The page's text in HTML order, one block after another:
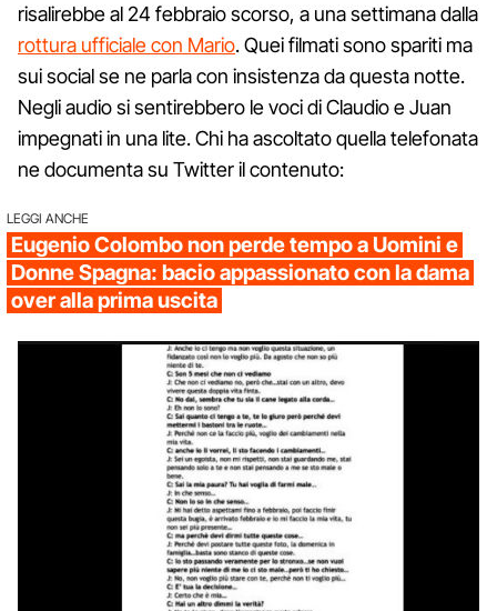
risalirebbe al 24 febbraio scorso, a una settimana dalla
rottura ufficiale con Mario. Quei filmati sono spariti ma
sui social se ne parla con insistenza da questa notte.
Negli audio si sentirebbero le voci di Claudio e Juan
impegnati in una lite. Chi ha ascoltato quella telefonata
ne documenta su Twitter il contenuto:
LEGGI ANCHE
Eugenio Colombo non perde tempo a Uomini e
Donne Spagna: bacio appassionato con la dama
over alla prima uscita